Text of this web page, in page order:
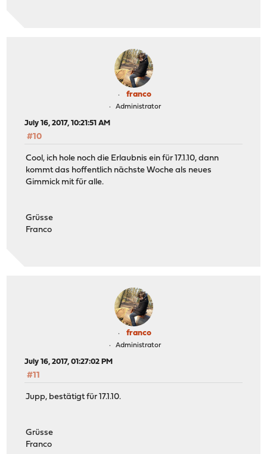
franco
Administrator
July 16, 2017, 10:21:51 AM
#10
Cool, ich hole noch die Erlaubnis ein für 17.1.10, dann
kommt das hoffentlich nächste Woche als neues
Gimmick mit für alle.
Grüsse
Franco
franco
Administrator
July 16, 2017, 01:27:02 PM
#11
Jupp, bestätigt für 17.1.10.
Grüsse
Franco